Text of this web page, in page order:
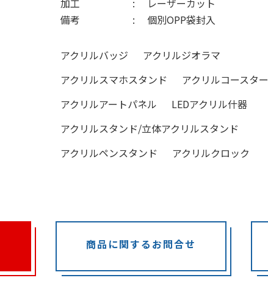
加工
レーザーカット
備考
個別OPP袋封入
アクリルバッジ
アクリルジオラマ
アクリルスマホスタンド
アクリルコースター
アクリルアートパネル
LEDアクリル什器
アクリルスタンド/立体アクリルスタンド
アクリルペンスタンド
アクリルクロック
商品に関するお問合せ